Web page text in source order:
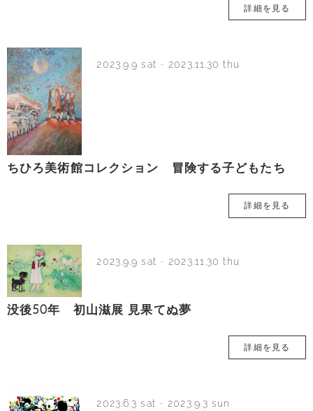
詳細を見る
2023.9.9 sat - 2023.11.30 thu
ちひろ美術館コレクション 冒険する子どもたち
詳細を見る
2023.9.9 sat - 2023.11.30 thu
没後50年 初山滋展 見果てぬ夢
詳細を見る
2023.6.3 sat - 2023.9.3 sun